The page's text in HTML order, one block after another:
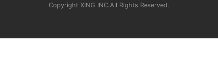
Copyright XING INC.All Rights Reserved.